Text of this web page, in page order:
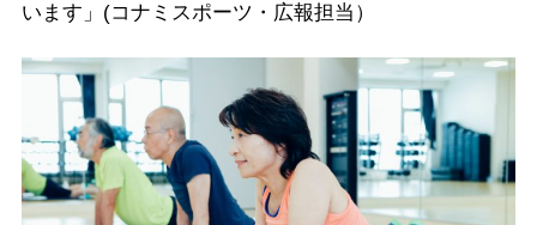
います」(コナミスポーツ・広報担当）